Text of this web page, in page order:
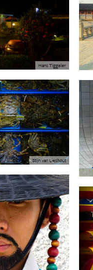
Hans Tiggeler
Stijn van Lieshout